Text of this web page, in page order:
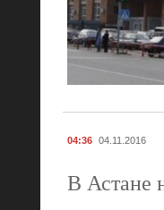
04:36 04.11.2016
В Астане